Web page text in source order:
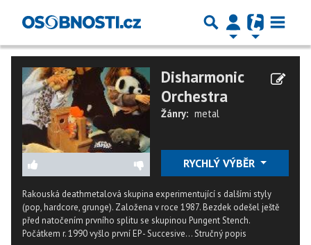
Disharmonic
Orchestra
Žánry: metal
RYCHLÝ VÝBĚR
Rakouská deathmetalová skupina experimentující s dalšími styly
(pop, hardcore, grunge). Založena v roce 1987. Bezdek odešel ještě
před natočením prvního splitu se skupinou Pungent Stench.
Počátkem r. 1990 vyšlo první EP - Succesive...Stručný popis